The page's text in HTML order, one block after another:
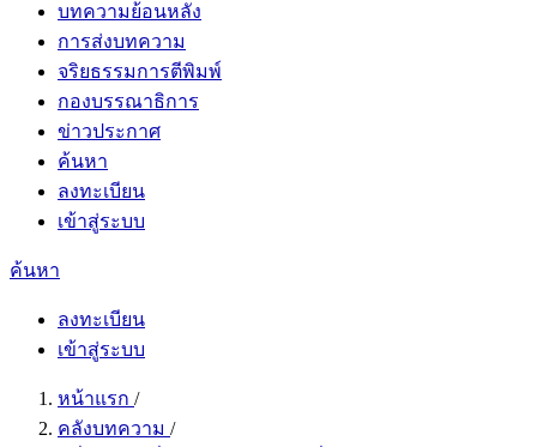
บทความย้อนหลัง
การส่งบทความ
จริยธรรมการตีพิมพ์
กองบรรณาธิการ
ข่าวประกาศ
ค้นหา
ลงทะเบียน
เข้าสู่ระบบ
ค้นหา
ลงทะเบียน
เข้าสู่ระบบ
หน้าแรก /
คลังบทความ /